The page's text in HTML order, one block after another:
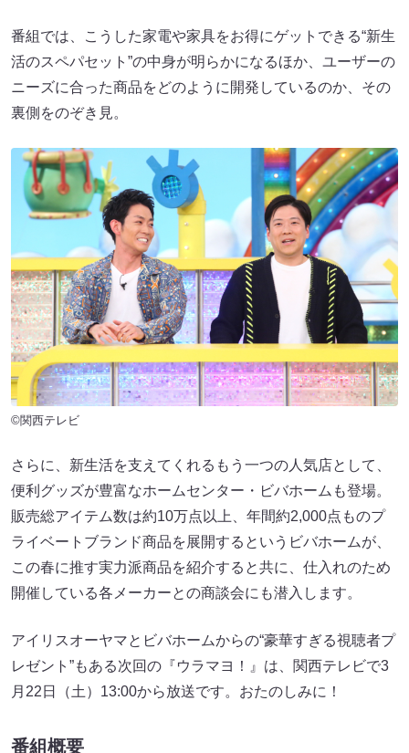
番組では、こうした家電や家具をお得にゲットできる“新生
活のスペパセット”の中身が明らかになるほか、ユーザーの
ニーズに合った商品をどのように開発しているのか、その
裏側をのぞき見。
©関西テレビ
さらに、新生活を支えてくれるもう一つの人気店として、
便利グッズが豊富なホームセンター・ビバホームも登場。
販売総アイテム数は約10万点以上、年間約2,000点ものプ
ライベートブランド商品を展開するというビバホームが、
この春に推す実力派商品を紹介すると共に、仕入れのため
開催している各メーカーとの商談会にも潜入します。
アイリスオーヤマとビバホームからの“豪華すぎる視聴者プ
レゼント”もある次回の『ウラマヨ！』は、関西テレビで3
月22日（土）13:00から放送です。おたのしみに！
番組概要